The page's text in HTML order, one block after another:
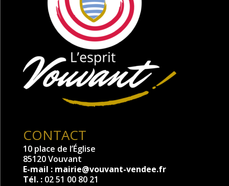
CONTACT
10 place de l’Église
85120 Vouvant
E-mail : mairie@vouvant-vendee.fr
Tél. : 02 51 00 80 21